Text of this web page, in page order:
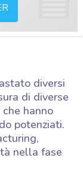
diversi
di diverse
hanno
potenziati.
nella fase